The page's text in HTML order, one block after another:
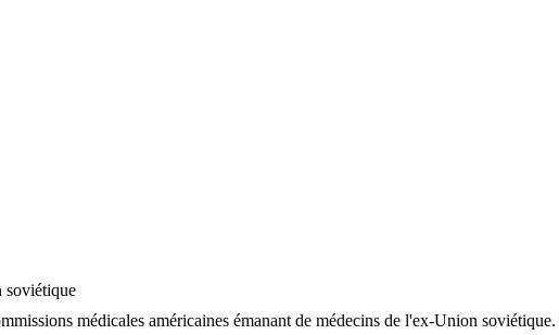
soviétique
médicales américaines émanant de médecins de l'ex-Union soviétique.